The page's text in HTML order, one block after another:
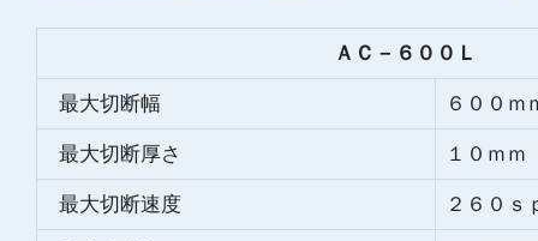
ＡＣ－６００Ｌ
最大切断幅 ６００ｍ
最大切断厚さ １０ｍｍ
最大切断速度 ２６０ｓ